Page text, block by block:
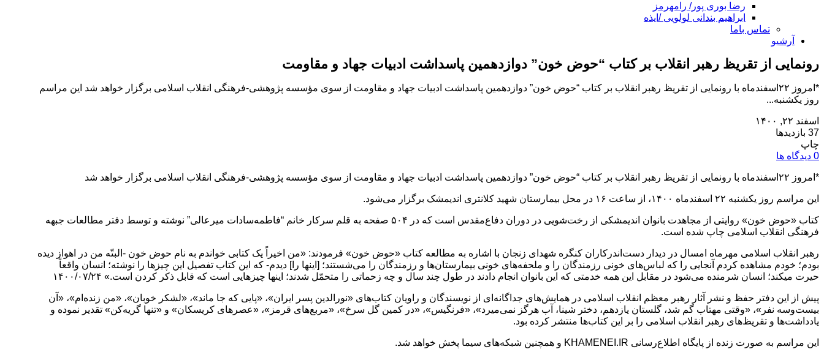
رضا بوری پور/ رامهرمز
ابراهیم بندانی لولویی /ایذه
تماس باما
آرشیو
رونمایی از تقریظ رهبر انقلاب بر کتاب “حوض خون” دوازدهمین پاسداشت ادبیات جهاد و مقاومت
*امروز ۲۲اسفندماه با رونمایی از تقریظ رهبر انقلاب بر کتاب “حوض خون” دوازدهمین پاسداشت ادبیات جهاد و مقاومت از سوی مؤسسه‌ پژوهشی-فرهنگی انقلاب اسلامی برگزار خواهد شد این مراسم
روز یکشنبه...
اسفند ۲۲, ۱۴۰۰
37 بازدیدها
چاپ
0 دیدگاه ها
*امروز ۲۲اسفندماه با رونمایی از تقریظ رهبر انقلاب بر کتاب “حوض خون” دوازدهمین پاسداشت ادبیات جهاد و مقاومت از سوی مؤسسه‌ پژوهشی-فرهنگی انقلاب اسلامی برگزار خواهد شد
این مراسم روز یکشنبه ۲۲ اسفندماه ۱۴۰۰، از ساعت ۱۶ در محل بیمارستان شهید کلانتری اندیمشک برگزار می‌شود.
کتاب «حوض خون» روایتی از مجاهدت بانوان اندیمشکی از رخت‌شویی در دوران دفاع‌مقدس است که در ۵۰۴ صفحه به قلم سرکار خانم “فاطمه‌سادات میرعالی” نوشته و توسط دفتر مطالعات جبهه
فرهنگی انقلاب اسلامی چاپ شده است.
رهبر انقلاب اسلامی مهرماه امسال در دیدار دست‌اندرکاران کنگره شهدای زنجان با اشاره به مطالعه کتاب «حوض خون» فرمودند: «من اخیراً یک کتابی خواندم به نام حوض خون -البتّه من در اهواز دیده
بودم؛ خودم مشاهده کردم آنجایی را که لباس‌های خونی رزمندگان را و ملحفه‌های خونی بیمارستان‌ها و رزمندگان را می‌شستند؛ [اینها را] دیدم- که این کتاب تفصیل این چیزها را نوشته؛ انسان واقعاً
حیرت میکند؛ انسان شرمنده می‌شود در مقابل این همه خدمتی که این بانوان انجام دادند در طول چند سال و چه زحماتی را متحمّل شدند؛ اینها چیزهایی است که قابل ذکر کردن است.» ۱۴۰۰/۰۷/۲۴
پیش از این دفتر حفظ و نشر آثار رهبر معظم انقلاب اسلامی در همایش‌های جداگانه‌ای از نویسندگان و راویان کتاب‌های «نورالدین پسر ایران»، «پایی که جا ماند»، «لشکر خوبان»، «من زنده‌ام»، «آن
بیست‌وسه نفر»، «وقتی مهتاب گم شد، گلستان یازدهم، دختر شینا، آب هرگز نمی‌میرد»، «فرنگیس»، «در کمین گل سرخ»، «مربع‌های قرمز»، «عصرهای کریسکان» و «تنها گریه‌کن» تقدیر نموده و
یادداشت‌ها و تقریظ‌های رهبر انقلاب اسلامی را بر این کتاب‌ها منتشر کرده بود.
این مراسم به صورت زنده از پایگاه اطلاع‌رسانی KHAMENEI.IR و همچنین شبکه‌های سیما پخش خواهد شد.